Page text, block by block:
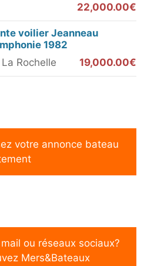
22,000.00€
voilier Jeanneau
1982
La Rochelle
19,000.00€
votre annonce bateau
ou réseaux sociaux?
Mers&Bateaux